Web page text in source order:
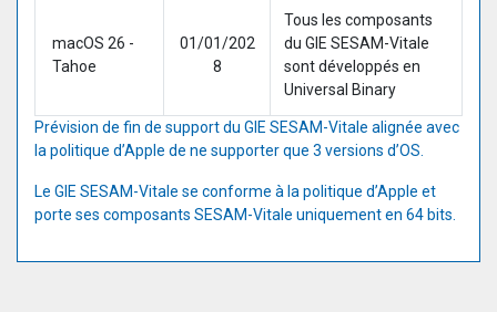
macOS 26 -
Tahoe
01/01/202
8
Tous les composants
du GIE SESAM-Vitale
sont développés en
Universal Binary
Prévision de fin de support du GIE SESAM-Vitale alignée avec
la politique d’Apple de ne supporter que 3 versions d’OS.
Le GIE SESAM-Vitale se conforme à la politique d’Apple et
porte ses composants SESAM-Vitale uniquement en 64 bits.